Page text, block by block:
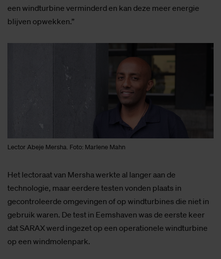
een windturbine verminderd en kan deze meer energie
blijven opwekken.”
Lector Abeje Mersha. Foto: Marlene Mahn
Het lectoraat van Mersha werkte al langer aan de
technologie, maar eerdere testen vonden plaats in
gecontroleerde omgevingen of op windturbines die niet in
gebruik waren. De test in Eemshaven was de eerste keer
dat SARAX werd ingezet op een operationele windturbine
op een windmolenpark.